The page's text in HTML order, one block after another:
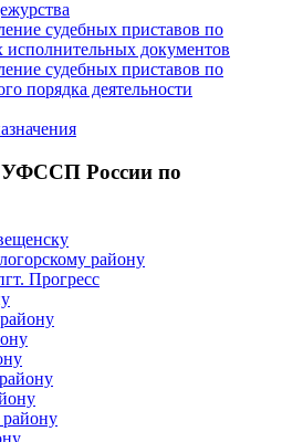
судебных приставов по
документов
судебных приставов по
порядка деятельности
УФССП России по
району
Прогресс